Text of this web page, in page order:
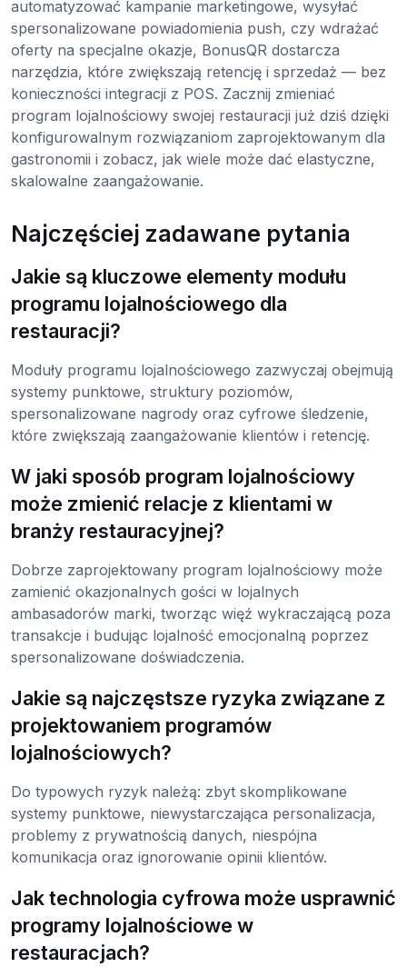
automatyzować kampanie marketingowe, wysyłać
spersonalizowane powiadomienia push, czy wdrażać
oferty na specjalne okazje, BonusQR dostarcza
narzędzia, które zwiększają retencję i sprzedaż — bez
konieczności integracji z POS. Zacznij zmieniać
program lojalnościowy swojej restauracji już dziś dzięki
konfigurowalnym rozwiązaniom zaprojektowanym dla
gastronomii i zobacz, jak wiele może dać elastyczne,
skalowalne zaangażowanie.
Najczęściej zadawane pytania
Jakie są kluczowe elementy modułu
programu lojalnościowego dla
restauracji?
Moduły programu lojalnościowego zazwyczaj obejmują
systemy punktowe, struktury poziomów,
spersonalizowane nagrody oraz cyfrowe śledzenie,
które zwiększają zaangażowanie klientów i retencję.
W jaki sposób program lojalnościowy
może zmienić relacje z klientami w
branży restauracyjnej?
Dobrze zaprojektowany program lojalnościowy może
zamienić okazjonalnych gości w lojalnych
ambasadorów marki, tworząc więź wykraczającą poza
transakcje i budując lojalność emocjonalną poprzez
spersonalizowane doświadczenia.
Jakie są najczęstsze ryzyka związane z
projektowaniem programów
lojalnościowych?
Do typowych ryzyk należą: zbyt skomplikowane
systemy punktowe, niewystarczająca personalizacja,
problemy z prywatnością danych, niespójna
komunikacja oraz ignorowanie opinii klientów.
Jak technologia cyfrowa może usprawnić
programy lojalnościowe w
restauracjach?